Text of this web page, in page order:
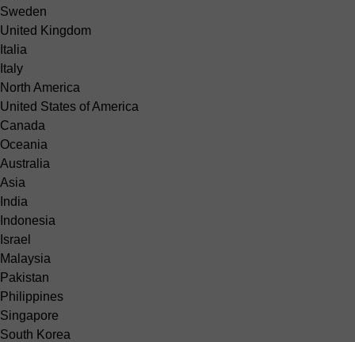
Sweden
United Kingdom
Italia
Italy
North America
United States of America
Canada
Oceania
Australia
Asia
India
Indonesia
Israel
Malaysia
Pakistan
Philippines
Singapore
South Korea